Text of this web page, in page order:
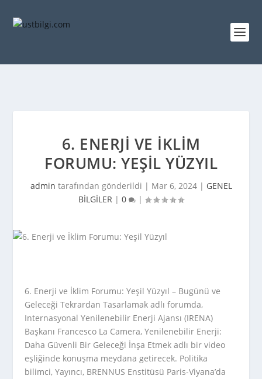
6. ENERJI VE İKLIM
FORUMU: YEŞIL YÜZYIL
admin tarafından gönderildi | Mar 6, 2024| GENEL
BİLGİLER | 0 |
6. Enerji ve İklim Forumu: Yeşil Yüzyıl – Bugünü ve
Geleceği Tekrardan Tasarlamak adlı forumda,
Internasyonal Yenilenebilir Enerji Ajansı (IRENA)
Başkanı Francesco La Camera, Yenilenebilir Enerji:
Daha Güvenli Bir Geleceği İnşa Etmek adlı bir video
eşliğinde konuşma meydana getirecek. Politika
bilimci, Yayıncı, BRENNUS Enstitüsü Paris-Viyana’da